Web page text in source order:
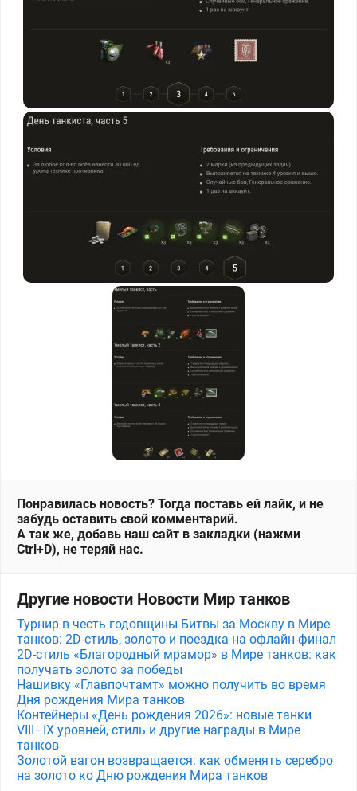
Понравилась новость? Тогда поставь ей лайк, и не
забудь оставить свой комментарий.
А так же, добавь наш сайт в закладки (нажми
Ctrl+D), не теряй нас.
Другие новости Новости Мир танков
Турнир в честь годовщины Битвы за Москву в Мире
танков: 2D-стиль, золото и поездка на офлайн-финал
2D-стиль «Благородный мрамор» в Мире танков: как
получать золото за победы
Нашивку «Главпочтамт» можно получить во время
Дня рождения Мира танков
Контейнеры «День рождения 2026»: новые танки
VIII–IX уровней, стиль и другие награды в Мире
танков
Золотой вагон возвращается: как обменять серебро
на золото ко Дню рождения Мира танков